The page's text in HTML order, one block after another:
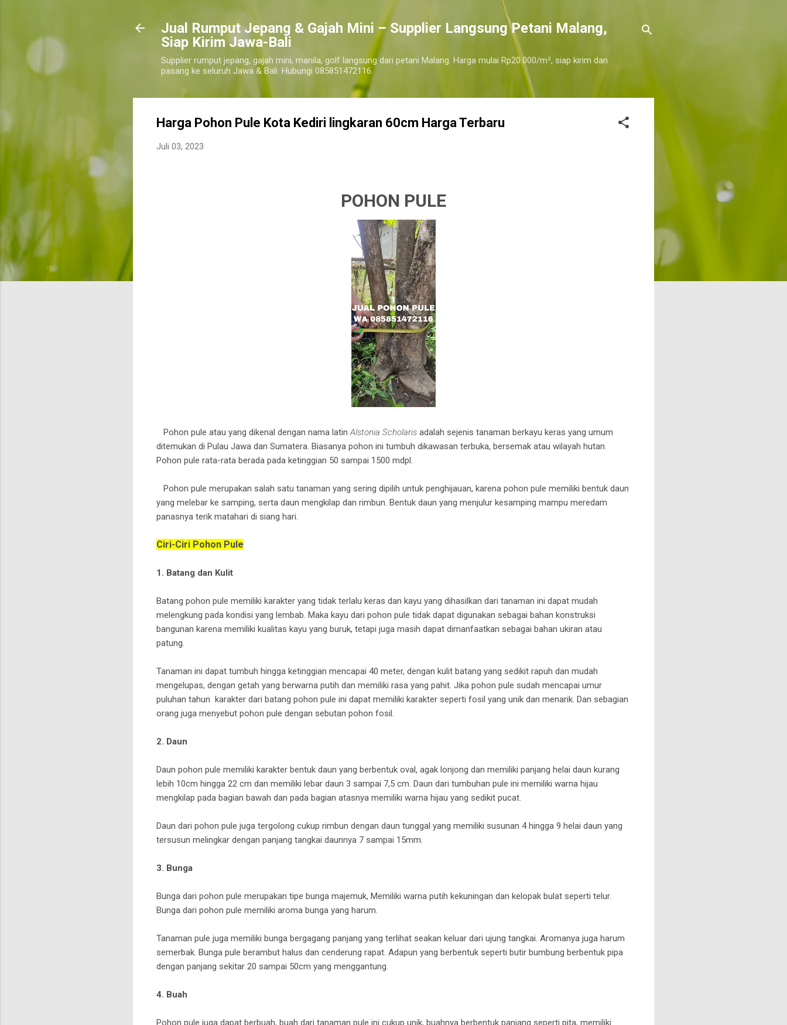
Langsung ke konten utama
​Jual Rumput Jepang & Gajah Mini – Supplier Langsung Petani Malang,
Siap Kirim Jawa-Bali
Supplier rumput jepang, gajah mini, manila, golf langsung dari petani Malang. Harga mulai Rp20.000/m², siap kirim dan
pasang ke seluruh Jawa & Bali. Hubungi 085851472116.
Harga Pohon Pule Kota Kediri lingkaran 60cm Harga Terbaru
Juli 03, 2023
POHON PULE
Pohon pule atau yang dikenal dengan nama latinAlstonia Scholaris adalah sejenis tanaman berkayu keras yang umum
ditemukan di Pulau Jawa dan Sumatera. Biasanya pohon ini tumbuh dikawasan terbuka, bersemak atau wilayah hutan.
Pohon pule rata-rata berada pada ketinggian 50 sampai 1500 mdpl.
Pohon pule merupakan salah satu tanaman yang sering dipilih untuk penghijauan, karena pohon pule memiliki bentuk daun
yang melebar ke samping, serta daun mengkilap dan rimbun. Bentuk daun yang menjulur kesamping mampu meredam
panasnya terik matahari di siang hari.
Ciri-Ciri Pohon Pule
1. Batang dan Kulit
Batang pohon pule memiliki karakter yang tidak terlalu keras dan kayu yang dihasilkan dari tanaman ini dapat mudah
melengkung pada kondisi yang lembab. Maka kayu dari pohon pule tidak dapat digunakan sebagai bahan konstruksi
bangunan karena memiliki kualitas kayu yang buruk, tetapi juga masih dapat dimanfaatkan sebagai bahan ukiran atau
patung.
Tanaman ini dapat tumbuh hingga ketinggian mencapai 40 meter, dengan kulit batang yang sedikit rapuh dan mudah
mengelupas, dengan getah yang berwarna putih dan memiliki rasa yang pahit. Jika pohon pule sudah mencapai umur
puluhan tahun karakter dari batang pohon pule ini dapat memiliki karakter seperti fosil yang unik dan menarik. Dan sebagian
orang juga menyebut pohon pule dengan sebutan pohon fosil.
2. Daun
Daun pohon pule memiliki karakter bentuk daun yang berbentuk oval, agak lonjong dan memiliki panjang helai daun kurang
lebih 10cm hingga 22 cm dan memiliki lebar daun 3 sampai 7,5 cm. Daun dari tumbuhan pule ini memiliki warna hijau
mengkilap pada bagian bawah dan pada bagian atasnya memiliki warna hijau yang sedikit pucat.
Daun dari pohon pule juga tergolong cukup rimbun dengan daun tunggal yang memiliki susunan 4 hingga 9 helai daun yang
tersusun melingkar dengan panjang tangkai daunnya 7 sampai 15mm.
3. Bunga
Bunga dari pohon pule merupakan tipe bunga majemuk, Memiliki warna putih kekuningan dan kelopak bulat seperti telur.
Bunga dari pohon pule memiliki aroma bunga yang harum.
Tanaman pule juga memiliki bunga bergagang panjang yang terlihat seakan keluar dari ujung tangkai. Aromanya juga harum
semerbak. Bunga pule berambut halus dan cenderung rapat. Adapun yang berbentuk seperti butir bumbung berbentuk pipa
dengan panjang sekitar 20 sampai 50cm yang menggantung.
4. Buah
Pohon pule juga dapat berbuah, buah dari tanaman pule ini cukup unik, buahnya berbentuk panjang seperti pita, memiliki